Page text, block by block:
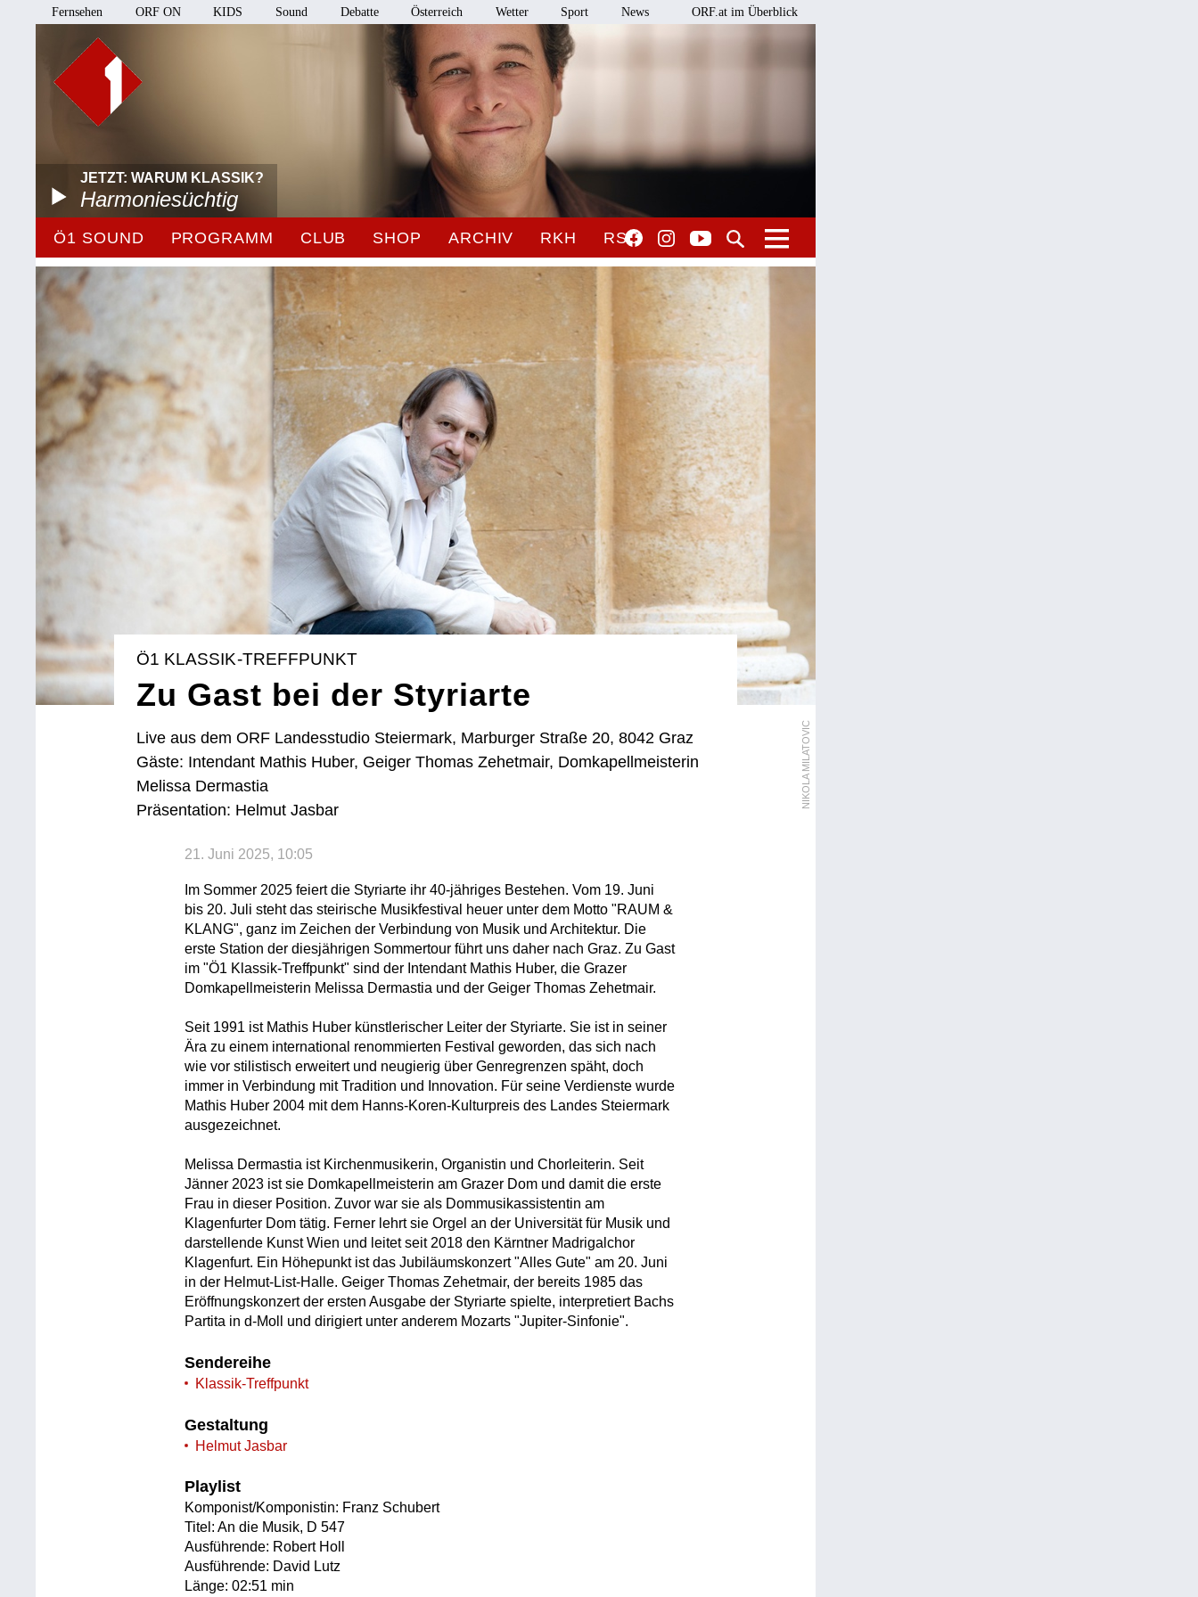
Fernsehen ORF ON KIDS Sound Debatte Österreich Wetter Sport News ORF.at im Überblick
JETZT: WARUM KLASSIK?
Harmoniesüchtig
Ö1 SOUND PROGRAMM CLUB SHOP ARCHIV RKH RSO
NIKOLA MILATOVIC
Ö1 KLASSIK-TREFFPUNKT
Zu Gast bei der Styriarte
Live aus dem ORF Landesstudio Steiermark, Marburger Straße 20, 8042 Graz
Gäste: Intendant Mathis Huber, Geiger Thomas Zehetmair, Domkapellmeisterin
Melissa Dermastia
Präsentation: Helmut Jasbar
21. Juni 2025, 10:05
Im Sommer 2025 feiert die Styriarte ihr 40-jähriges Bestehen. Vom 19. Juni
bis 20. Juli steht das steirische Musikfestival heuer unter dem Motto "RAUM &
KLANG", ganz im Zeichen der Verbindung von Musik und Architektur. Die
erste Station der diesjährigen Sommertour führt uns daher nach Graz. Zu Gast
im "Ö1 Klassik-Treffpunkt" sind der Intendant Mathis Huber, die Grazer
Domkapellmeisterin Melissa Dermastia und der Geiger Thomas Zehetmair.
Seit 1991 ist Mathis Huber künstlerischer Leiter der Styriarte. Sie ist in seiner
Ära zu einem international renommierten Festival geworden, das sich nach
wie vor stilistisch erweitert und neugierig über Genregrenzen späht, doch
immer in Verbindung mit Tradition und Innovation. Für seine Verdienste wurde
Mathis Huber 2004 mit dem Hanns-Koren-Kulturpreis des Landes Steiermark
ausgezeichnet.
Melissa Dermastia ist Kirchenmusikerin, Organistin und Chorleiterin. Seit
Jänner 2023 ist sie Domkapellmeisterin am Grazer Dom und damit die erste
Frau in dieser Position. Zuvor war sie als Dommusikassistentin am
Klagenfurter Dom tätig. Ferner lehrt sie Orgel an der Universität für Musik und
darstellende Kunst Wien und leitet seit 2018 den Kärntner Madrigalchor
Klagenfurt. Ein Höhepunkt ist das Jubiläumskonzert "Alles Gute" am 20. Juni
in der Helmut-List-Halle. Geiger Thomas Zehetmair, der bereits 1985 das
Eröffnungskonzert der ersten Ausgabe der Styriarte spielte, interpretiert Bachs
Partita in d-Moll und dirigiert unter anderem Mozarts "Jupiter-Sinfonie".
Sendereihe
Klassik-Treffpunkt
Gestaltung
Helmut Jasbar
Playlist
Komponist/Komponistin: Franz Schubert
Titel: An die Musik, D 547
Ausführende: Robert Holl
Ausführende: David Lutz
Länge: 02:51 min